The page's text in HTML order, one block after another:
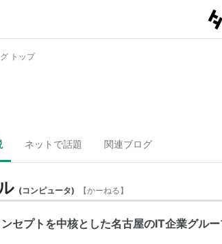
トップ
ネットで話題 関連ブログ
(コンピュータ) 【かーねる】
セプトを中核とした名古屋のIT企業グルー